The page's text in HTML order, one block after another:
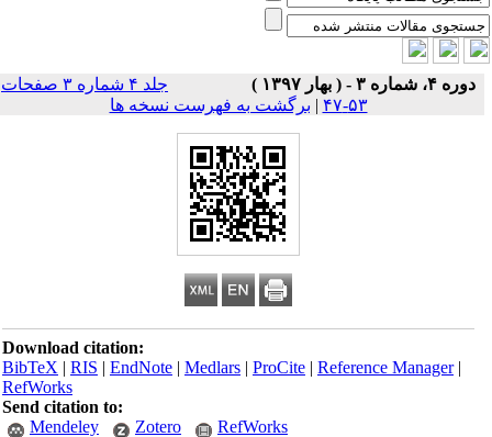
دوره ۴، شماره ۳ - ( بهار ۱۳۹۷ )
جلد ۴ شماره ۳ صفحات
۵۳-۴۷
|برگشت به فهرست نسخه ها
Download citation:
BibTeX|RIS|EndNote|Medlars|ProCite|Reference Manager
RefWorks
Send citation to:
Mendeley
Zotero RefWorks